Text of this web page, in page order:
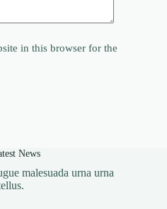
in this browser for the
News
malesuada urna urna